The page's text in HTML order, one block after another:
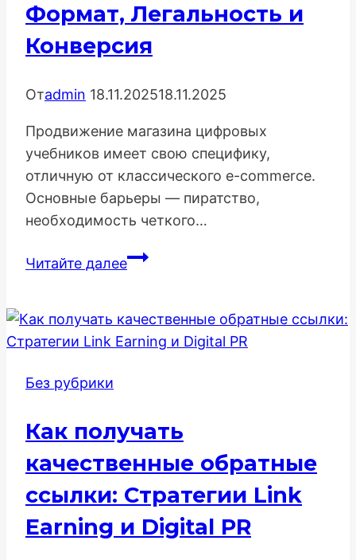
Формат, Легальность и
Конверсия
Отadmin 18.11.202518.11.2025
Продвижение магазина цифровых
учебников имеет свою специфику,
отличную от классического e-commerce.
Основные барьеры — пиратство,
необходимость четкого…
Читайте далееSEO-
Магазина
Цифровых
и
Конверсия
Без рубрики
Как получать
качественные обратные
ссылки: Стратегии Link
Earning и Digital PR